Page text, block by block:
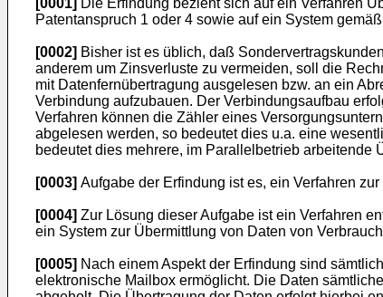
[0001] Die Erfindung bezieht sich auf ein Verfahren
Patentanspruch 1 oder 4 sowie auf ein System
[0002] Bisher ist es üblich, daß
anderem um Zinsverluste zu vermeiden, soll die
mit Datenfernübertragung ausgelesen bzw. an ein
Verbindung aufzubauen. Der Verbindungsaufbau
Verfahren können die Zähler eines
abgelesen werden, so bedeutet dies u.a. eine
bedeutet dies mehrere, im Parallelbetrieb
[0003] Aufgabe der Erfindung ist es, ein Verfahren
[0004] Zur Lösung dieser Aufgabe ist ein Verfahren
ein System zur Übermittlung von Daten von
[0005] Nach einem Aspekt der Erfindung sind
elektronische Mailbox ermöglicht. Die Daten